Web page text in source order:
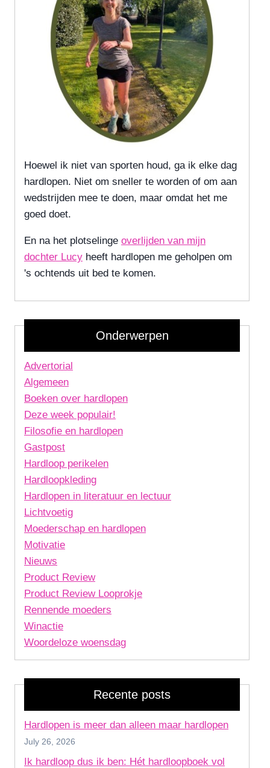
Hoewel ik niet van sporten houd, ga ik elke dag
hardlopen. Niet om sneller te worden of om aan
wedstrijden mee te doen, maar omdat het me
goed doet.
En na het plotselinge overlijden van mijn
dochter Lucy heeft hardlopen me geholpen om
's ochtends uit bed te komen.
Onderwerpen
Advertorial
Algemeen
Boeken over hardlopen
Deze week populair!
Filosofie en hardlopen
Gastpost
Hardloop perikelen
Hardloopkleding
Hardlopen in literatuur en lectuur
Lichtvoetig
Moederschap en hardlopen
Motivatie
Nieuws
Product Review
Product Review Looprokje
Rennende moeders
Winactie
Woordeloze woensdag
Recente posts
Hardlopen is meer dan alleen maar hardlopen
July 26, 2026
Ik hardloop dus ik ben: Hét hardloopboek vol